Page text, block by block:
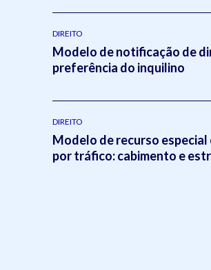
DIREITO
Modelo de notificação de
preferência do inquilino
DIREITO
Modelo de recurso especial
por tráfico: cabimento e